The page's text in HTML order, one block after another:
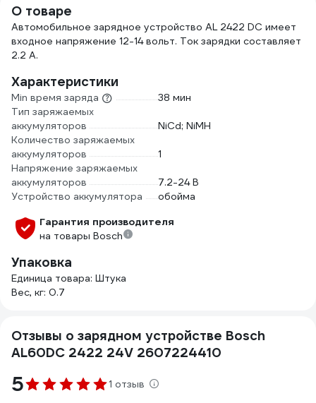
О товаре
Автомобильное зарядное устройство AL 2422 DC имеет
входное напряжение 12-14 вольт. Ток зарядки составляет
2.2 А.
Характеристики
Min время заряда
38 мин
Тип заряжаемых
аккумуляторов
NiCd; NiMH
Количество заряжаемых
аккумуляторов
1
Напряжение заряжаемых
аккумуляторов
7.2-24 В
Устройство аккумулятора
обойма
Гарантия производителя
на товары Bosch
Упаковка
Единица товара: Штука
Вес, кг: 0.7
Отзывы о зарядном устройстве Bosch
AL60DC 2422 24V 2607224410
5 1 отзыв